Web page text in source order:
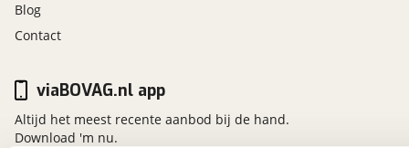
Blog
Contact
viaBOVAG.nl app
Altijd het meest recente aanbod bij de hand.
Download 'm nu.